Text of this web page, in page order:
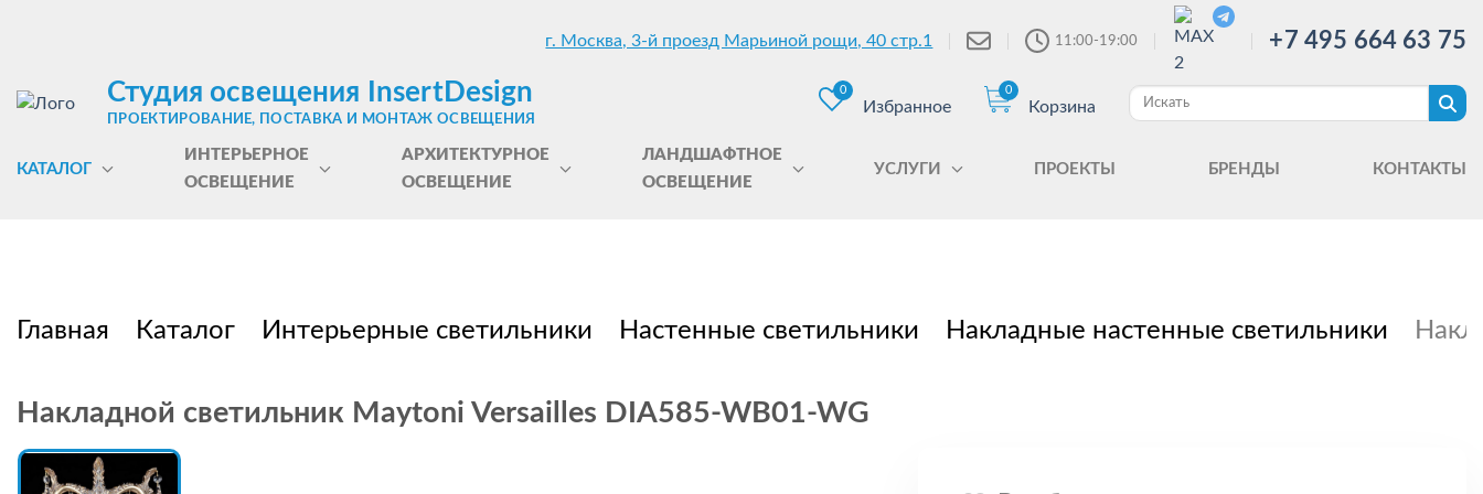
г. Москва, 3-й проезд Марьиной рощи, 40 стр.1 11:00-19:00 +7 495 664 63 75
Студия освещения InsertDesign
ПРОЕКТИРОВАНИЕ, ПОСТАВКА И МОНТАЖ ОСВЕЩЕНИЯ
0
Избранное
0
Корзина
КАТАЛОГ
ИНТЕРЬЕРНОЕ
ОСВЕЩЕНИЕ
АРХИТЕКТУРНОЕ
ОСВЕЩЕНИЕ
ЛАНДШАФТНОЕ
ОСВЕЩЕНИЕ
УСЛУГИ ПРОЕКТЫ БРЕНДЫ КОНТАКТЫ
Главная Каталог Интерьерные светильники Настенные светильники Накладные настенные светильники
Накладной светильник Maytoni Versailles DIA585-WB01-WG